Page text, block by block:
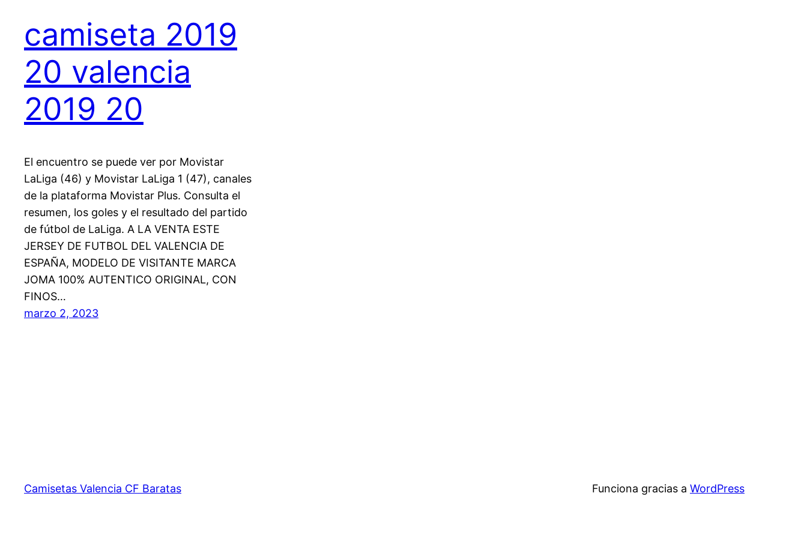
camiseta 2019
20 valencia
2019 20
El encuentro se puede ver por Movistar
LaLiga (46) y Movistar LaLiga 1 (47), canales
de la plataforma Movistar Plus. Consulta el
resumen, los goles y el resultado del partido
de fútbol de LaLiga. A LA VENTA ESTE
JERSEY DE FUTBOL DEL VALENCIA DE
ESPAÑA, MODELO DE VISITANTE MARCA
JOMA 100% AUTENTICO ORIGINAL, CON
FINOS…
marzo 2, 2023
Camisetas Valencia CF Baratas Funciona gracias a WordPress